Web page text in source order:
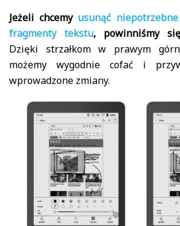
Jeżeli chcemy usunąć
fragmenty tekstu, powinniśmy
Dzięki strzałkom w prawym
możemy wygodnie cofać i
wprowadzone zmiany.